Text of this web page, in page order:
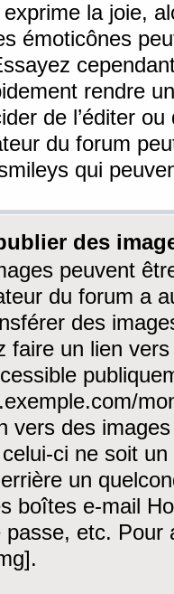
la joie,
émoticônes
rendre
de l’éditer
du forum
qui
des
peuvent
du forum a
des
faire un lien
vers des
ci ne soit
un
boîtes e-mail
passe, etc. Pour